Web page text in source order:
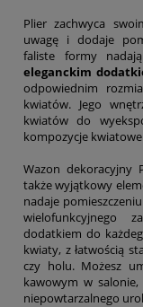
Plier zachwyca
uwagę i dodaje
faliste formy
eleganckim
odpowiednim
kwiatów. Jego
kwiatów do
kompozycje
Wazon
także wyjątkowy
nadaje
wielofunkcyjnego
dodatkiem do
kwiaty, z łatwością
czy holu. Możesz
kawowym w
niepowtarzalnego